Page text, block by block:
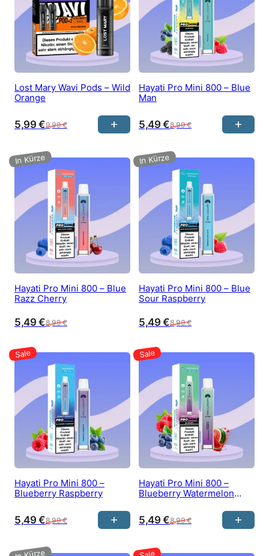
Lost Mary Wavi Pods – Wild
Orange
9,99€
5,99€
Hayati Pro Mini 800 – Blue
Man
8,99€
5,49€
Hayati Pro Mini 800 – Blue
Razz Cherry
8,99€
5,49€
Hayati Pro Mini 800 – Blue
Sour Raspberry
8,99€
5,49€
Hayati Pro Mini 800 –
Blueberry Raspberry
8,99€
5,49€
Hayati Pro Mini 800 –
Blueberry Watermelon
8,99€
5,49€